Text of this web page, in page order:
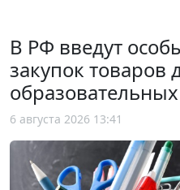
В РФ введут
закупок товаров
6 августа 2026 13:41